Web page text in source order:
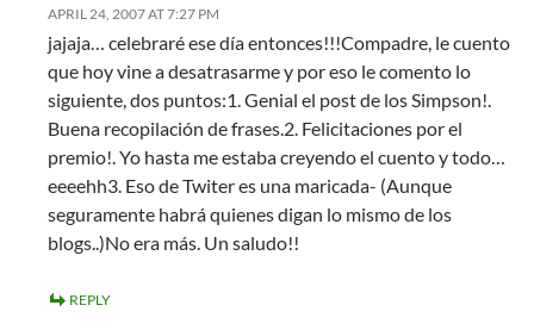
APRIL 24, 2007 AT 7:27 PM
jajaja… celebraré ese día entonces!!!Compadre, le cuento
que hoy vine a desatrasarme y por eso le comento lo
siguiente, dos puntos:1. Genial el post de los Simpson!.
Buena recopilación de frases.2. Felicitaciones por el
premio!. Yo hasta me estaba creyendo el cuento y todo…
eeeehh3. Eso de Twiter es una maricada- (Aunque
seguramente habrá quienes digan lo mismo de los
blogs..)No era más. Un saludo!!
REPLY